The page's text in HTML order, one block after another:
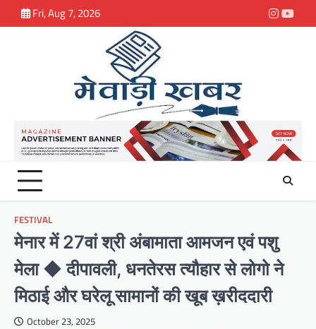
to
Fri, Aug 7, 2026
FESTIVAL
मेनार में 27वां श्री अंबामाता आमजन एवं पशु
मेला ◆ दीपावली, धनतेरस त्यौहार से लोगो ने
मिठाई और घरेलू सामानों की खूब ख़रीददारी
October 23, 2025